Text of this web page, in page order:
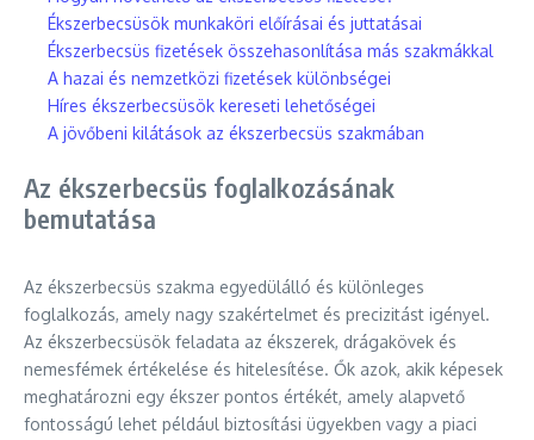
Ékszerbecsüsök munkaköri előírásai és juttatásai
Ékszerbecsüs fizetések összehasonlítása más szakmákkal
A hazai és nemzetközi fizetések különbségei
Híres ékszerbecsüsök kereseti lehetőségei
A jövőbeni kilátások az ékszerbecsüs szakmában
Az ékszerbecsüs foglalkozásának
bemutatása
Az ékszerbecsüs szakma egyedülálló és különleges
foglalkozás, amely nagy szakértelmet és precizitást igényel.
Az ékszerbecsüsök feladata az ékszerek, drágakövek és
nemesfémek értékelése és hitelesítése. Ők azok, akik képesek
meghatározni egy ékszer pontos értékét, amely alapvető
fontosságú lehet például biztosítási ügyekben vagy a piaci